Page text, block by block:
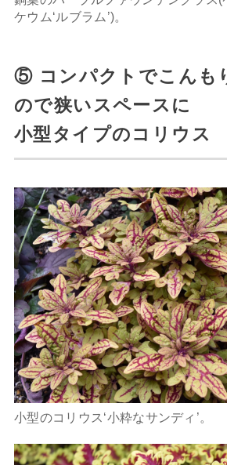
ケウム‘ルブラム’)。
⑤ コンパクトでこんも
ので狭いスペースに
小型タイプのコリウス
小型のコリウス‘小粋なサンディ’。